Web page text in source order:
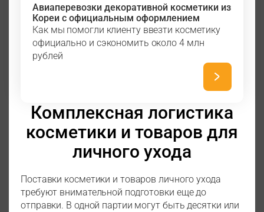
Авиаперевозки декоративной косметики из
Кореи с официальным оформлением
Как мы помогли клиенту ввезти косметику
официально и сэкономить около 4 млн
рублей
Комплексная логистика
косметики и товаров для
личного ухода
Поставки косметики и товаров личного ухода
требуют внимательной подготовки еще до
отправки. В одной партии могут быть десятки или